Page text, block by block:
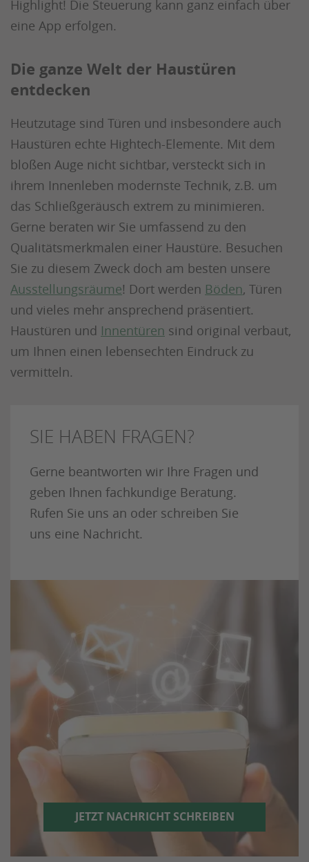
Highlight! Die Steuerung kann ganz einfach über
eine App erfolgen.
Die ganze Welt der Haustüren
entdecken
Heutzutage sind Türen und insbesondere auch
Haustüren echte Hightech-Elemente. Mit dem
bloßen Auge nicht sichtbar, versteckt sich in
ihrem Innenleben modernste Technik, z.B. um
das Schließgeräusch extrem zu minimieren.
Gerne beraten wir Sie umfassend zu den
Qualitätsmerkmalen einer Haustüre. Besuchen
Sie zu diesem Zweck doch am besten unsere
Ausstellungsräume! Dort werden Böden, Türen
und vieles mehr ansprechend präsentiert.
Haustüren und Innentüren sind original verbaut,
um Ihnen einen lebensechten Eindruck zu
vermitteln.
SIE HABEN FRAGEN?
Gerne beantworten wir Ihre Fragen und
geben Ihnen fachkundige Beratung.
Rufen Sie uns an oder schreiben Sie
uns eine Nachricht.
JETZT NACHRICHT SCHREIBEN